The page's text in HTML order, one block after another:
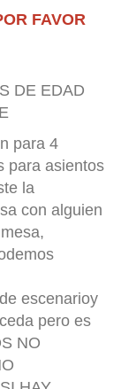
FAVOR
DE EDAD
para 4
para asientos
la
con alguien
escenarioy
pero es
NO